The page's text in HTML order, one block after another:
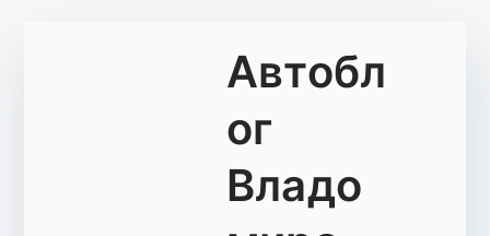
Автобл
ог
Владо